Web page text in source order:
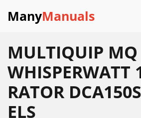
ManyManuals
MULTIQUIP MQ
WHISPERWATT
RATOR
ELS